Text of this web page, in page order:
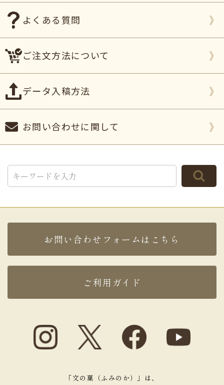
よくある質問
ご注文方法について
データ入稿方法
お問い合わせに関して
お問い合わせフォームはこちら
ご利用ガイド
「文の菓（ふみのか）」は、